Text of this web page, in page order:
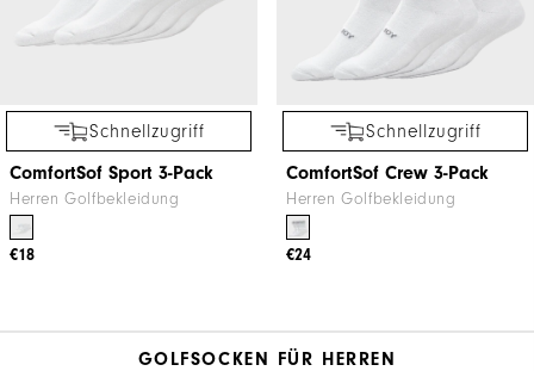
Schnellzugriff
ComfortSof Sport 3-Pack
Herren Golfbekleidung
€18
Schnellzugriff
ComfortSof Crew 3-Pack
Herren Golfbekleidung
€24
GOLFSOCKEN FÜR HERREN